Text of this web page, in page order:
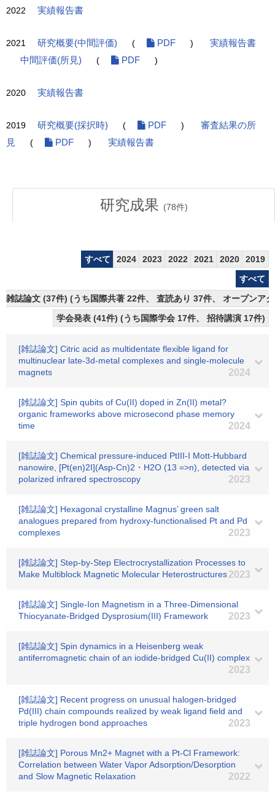
2022 実績報告書
2021 研究概要(中間評価) ( PDF )
実績報告書
中間評価(所見)
( PDF )
2020 実績報告書
2019 研究概要(採択時) ( PDF )
審査結果の所
見
( PDF ) 実績報告書
研究成果 (78件)
すべて 2024 2023 2022 2021 2020
2019
すべて
雑誌論文 (37件) (うち国際共著 22件、 査読あり 37件、 オープンア
学会発表 (41件) (うち国際学会 17件、 招待講演 17件)
[雑誌論文] Citric acid as multidentate flexible ligand for
multinuclear late‐3d‐metal complexes and single‐molecule
magnets
2024
[雑誌論文] Spin qubits of Cu(II) doped in Zn(II) metal?
organic frameworks above microsecond phase memory
time
2024
[雑誌論文] Chemical pressure-induced PtIII-I Mott-Hubbard
nanowire, [Pt(en)2I](Asp-Cn)2・H2O (13 =>n), detected via
polarized infrared spectroscopy
2023
[雑誌論文] Hexagonal crystalline Magnus’ green salt
analogues prepared from hydroxy-functionalised Pt and Pd
complexes
2023
[雑誌論文] Step-by-Step Electrocrystallization Processes to
Make Multiblock Magnetic Molecular Heterostructures2023
[雑誌論文] Single-Ion Magnetism in a Three-Dimensional
Thiocyanate-Bridged Dysprosium(III) Framework
2023
[雑誌論文] Spin dynamics in a Heisenberg weak
antiferromagnetic chain of an iodide-bridged Cu(II) complex
2023
[雑誌論文] Recent progress on unusual halogen-bridged
Pd(III) chain compounds realized by weak ligand field and
triple hydrogen bond approaches
2023
[雑誌論文] Porous Mn2+ Magnet with a Pt-Cl Framework:
Correlation between Water Vapor Adsorption/Desorption
and Slow Magnetic Relaxation
2022